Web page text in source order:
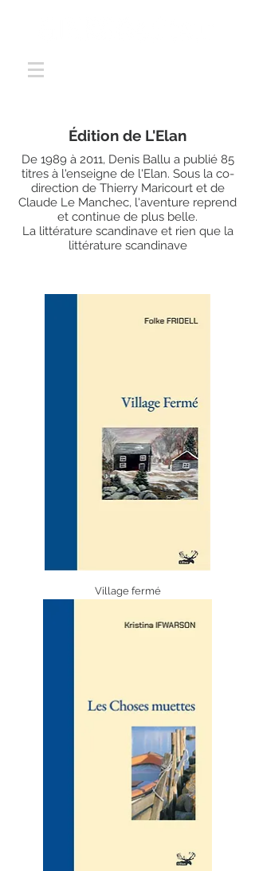
Édition de L'Elan
De 1989 à 2011, Denis Ballu a publié 85
titres à l'enseigne de l'Elan. Sous la co-
direction de Thierry Maricourt et de
Claude Le Manchec, l'aventure reprend
et continue de plus belle.
La littérature scandinave et rien que la
littérature scandinave
Village fermé